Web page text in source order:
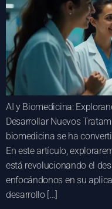
AI y Biomedicina:
Desarrollar Nuevos
biomedicina se ha
En este artículo,
está revolucionando el
enfocándonos en su
desarrollo […]